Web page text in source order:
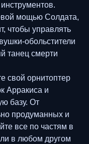
мощью Солдата,
чтобы управлять
обольстители
танец смерти
свой орнитоптер
Арракиса и
базу. От
продуманных и
все по частям в
в любом другом